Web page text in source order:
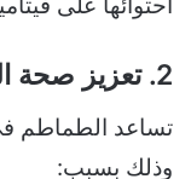
2. تعزيز صحة القلب
تساعد الطماطم
وذلك بسبب: